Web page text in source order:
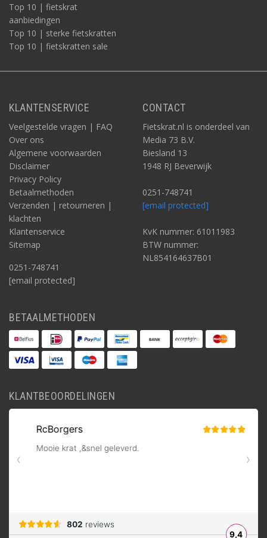
Top 10 | fietskrat
aanbiedingen
Top 10 | sterke fietskratten
Top 10 | fietskratten sale
KLANTENSERVICE
Veelgestelde vragen | FAQ
Over ons
Algemene voorwaarden
Disclaimer
Privacy Policy
Betaalmethoden
Verzenden | retourneren |
klachten
Klantenservice
Sitemap
0251-748741
[email protected]
CONTACT
Fietskrat.nl is onderdeel van
Media 73 B.V.
Biesland 13
1948 RJ Beverwijk
0251-748741
[email protected]
KvK nummer: 61011983
BTW nummer:
NL854164637B01
BETAALMETHODEN
KLANTBEOORDELINGEN